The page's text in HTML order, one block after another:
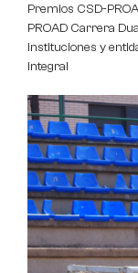
Premios CSD-
PROAD Carrera
instituciones y
integral